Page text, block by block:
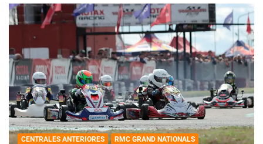
CENTRALES ANTERIORES RMC GRAND NATIONALS